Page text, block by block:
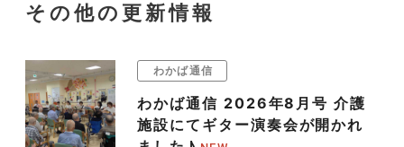
その他の更新情報
わかば通信
わかば通信 2026年8月号 介護
施設にてギター演奏会が開かれ